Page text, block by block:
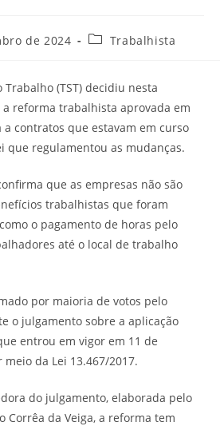
de 2024 Trabalhista
(TST) decidiu nesta
reforma trabalhista aprovada em
a contratos que estavam em curso
que regulamentou as mudanças.
que as empresas não são
trabalhistas que foram
o pagamento de horas pelo
até o local de trabalho
por maioria de votos pelo
o julgamento sobre a aplicação
entrou em vigor em 11 de
da Lei 13.467/2017.
do julgamento, elaborada pelo
Corrêa da Veiga, a reforma tem